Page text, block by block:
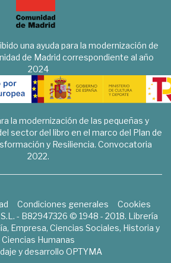
una ayuda para la modernización de
de Madrid correspondiente al año
2024
la modernización de las pequeñas y
sector del libro en el marco del Plan de
y Resiliencia. Convocatoria
2022.
Condiciones generales
Cookies
- B82947326 © 1948 - 2018. Librería
Empresa, Ciencias Sociales, Historia y
Ciencias Humanas
y desarrollo OPTYMA